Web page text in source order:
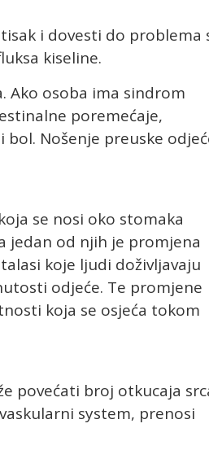
i dovesti do problema
kiseline.
Ako osoba ima sindrom
poremećaje,
Nošenje preuske
se nosi oko stomaka
jedan od njih je promjena
koje ljudi doživljavaju
odjeće. Te promjene
koja se osjeća tokom
povećati broj otkucaja
system, prenosi